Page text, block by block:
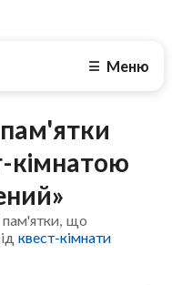
☰ Меню
пам'ятки
кімнатою
пам'ятки, що
квест-кімнати